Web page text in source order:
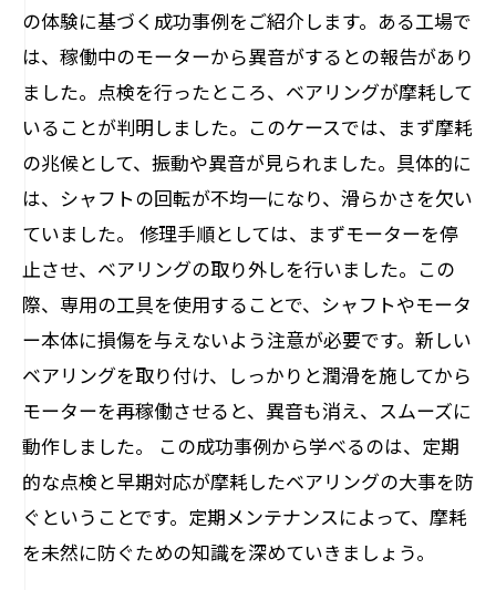
の体験に基づく成功事例をご紹介します。ある工場で
は、稼働中のモーターから異音がするとの報告があり
ました。点検を行ったところ、ベアリングが摩耗して
いることが判明しました。このケースでは、まず摩耗
の兆候として、振動や異音が見られました。具体的に
は、シャフトの回転が不均一になり、滑らかさを欠い
ていました。 修理手順としては、まずモーターを停
止させ、ベアリングの取り外しを行いました。この
際、専用の工具を使用することで、シャフトやモータ
ー本体に損傷を与えないよう注意が必要です。新しい
ベアリングを取り付け、しっかりと潤滑を施してから
モーターを再稼働させると、異音も消え、スムーズに
動作しました。 この成功事例から学べるのは、定期
的な点検と早期対応が摩耗したベアリングの大事を防
ぐということです。定期メンテナンスによって、摩耗
を未然に防ぐための知識を深めていきましょう。